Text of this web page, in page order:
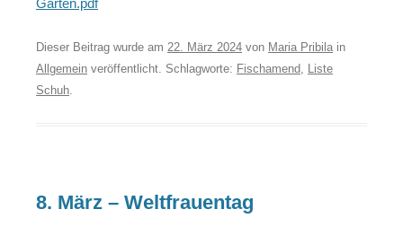
Garten.pdf
Dieser Beitrag wurde am 22. März 2024 von Maria Pribila in
Allgemein veröffentlicht. Schlagworte: Fischamend, Liste
Schuh.
8. März – Weltfrauentag